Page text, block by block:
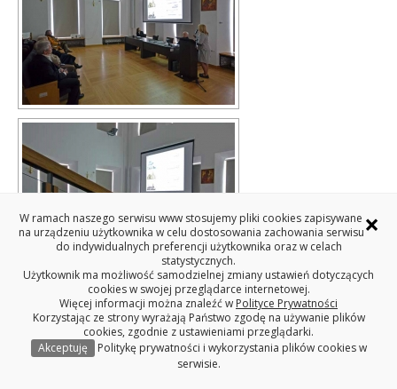
×
W ramach naszego serwisu www stosujemy pliki cookies zapisywane
na urządzeniu użytkownika w celu dostosowania zachowania serwisu
do indywidualnych preferencji użytkownika oraz w celach
statystycznych.
Użytkownik ma możliwość samodzielnej zmiany ustawień dotyczących
cookies w swojej przeglądarce internetowej.
Więcej informacji można znaleźć w Polityce Prywatności
Korzystając ze strony wyrażają Państwo zgodę na używanie plików
cookies, zgodnie z ustawieniami przeglądarki.
Akceptuję
Politykę prywatności i wykorzystania plików cookies w
serwisie.